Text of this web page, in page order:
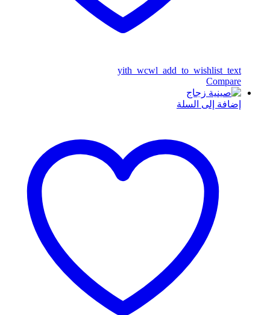
yith_wcwl_add_to_wishlist_text
Compare
إضافة إلى السلة